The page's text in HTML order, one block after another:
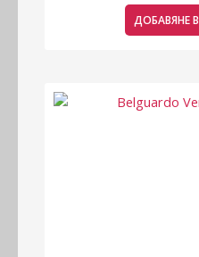
от
5
ДОБАВЯНЕ